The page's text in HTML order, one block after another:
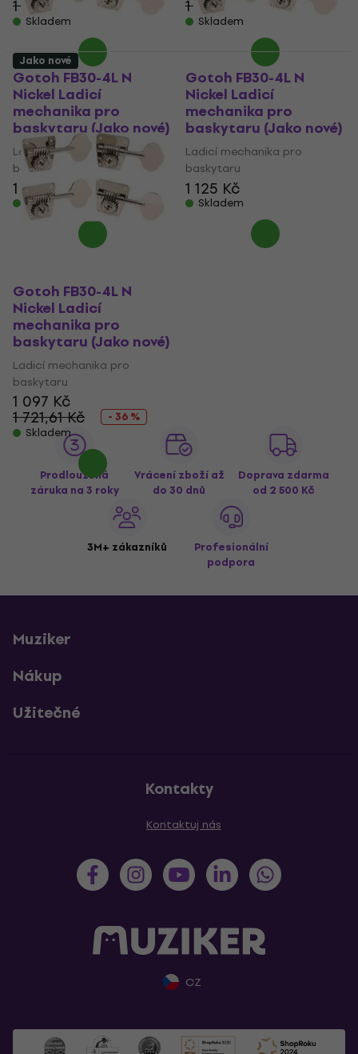
1 880,01 Kč
- 20 %
Skladem
1 032 Kč
- 13 %
Skladem
Gotoh FB30-4L N
Nickel Ladicí
mechanika pro
baskytaru (Jako nové)
Ladicí mechanika pro
baskytaru
1 127 Kč
Skladem
Gotoh FB30-4L N
Nickel Ladicí
mechanika pro
baskytaru (Jako nové)
Ladicí mechanika pro
baskytaru
1 125 Kč
Skladem
Jako nové
Gotoh FB30-4L N
Nickel Ladicí
mechanika pro
baskytaru (Jako nové)
Ladicí mechanika pro
baskytaru
1 097 Kč
1 721,61 Kč
- 36 %
Skladem
Prodloužená
záruka na 3 roky
Vrácení zboží až
do 30 dnů
Doprava zdarma
od 2 500 Kč
3M+ zákazníků
Profesionální
podpora
Muziker
Nákup
Užitečné
Kontakty
Kontaktuj nás
CZ